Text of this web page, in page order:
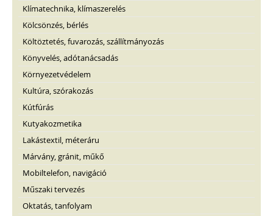
Klímatechnika, klímaszerelés
Kölcsönzés, bérlés
Költöztetés, fuvarozás, szállítmányozás
Könyvelés, adótanácsadás
Környezetvédelem
Kultúra, szórakozás
Kútfúrás
Kutyakozmetika
Lakástextil, méteráru
Márvány, gránit, műkő
Mobiltelefon, navigáció
Műszaki tervezés
Oktatás, tanfolyam